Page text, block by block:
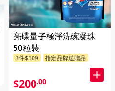
亮碟量子極淨洗碗凝珠
50粒裝
3件$509 指定品牌送贈品
$200.00